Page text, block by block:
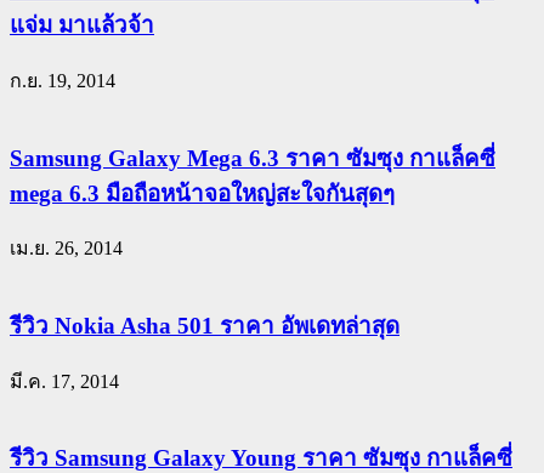
แจ่ม มาแล้วจ้า
ก.ย. 19, 2014
Samsung Galaxy Mega 6.3 ราคา ซัมซุง กาแล็คซี่
mega 6.3 มือถือหน้าจอใหญ่สะใจกันสุดๆ
เม.ย. 26, 2014
รีวิว Nokia Asha 501 ราคา อัพเดทล่าสุด
มี.ค. 17, 2014
รีวิว Samsung Galaxy Young ราคา ซัมซุง กาแล็คซี่